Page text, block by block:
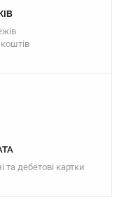
дебетові картки